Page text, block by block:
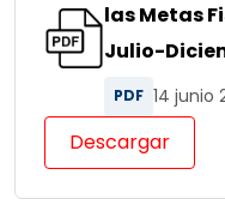
las Metas
Julio-
PDF 14 junio
Descargar